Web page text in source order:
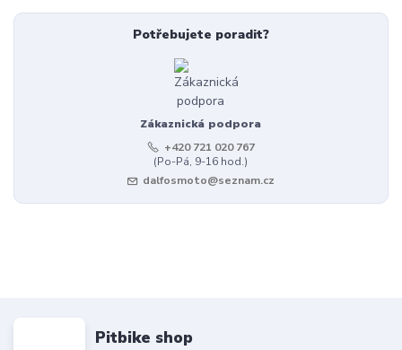
Potřebujete poradit?
Zákaznická podpora
+420 721 020 767
(Po-Pá, 9-16 hod.)
dalfosmoto@seznam.cz
Pitbike shop